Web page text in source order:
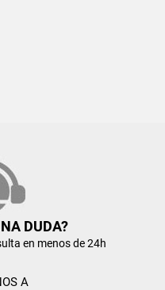
DUDA?
en menos de 24h
A